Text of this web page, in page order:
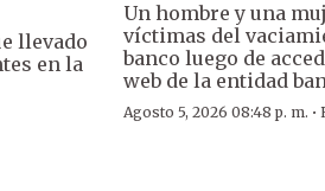
llevado
en la
Un hombre y una
víctimas del
banco luego de
web de la entidad
Agosto 5, 2026 08:48 p. m. ·